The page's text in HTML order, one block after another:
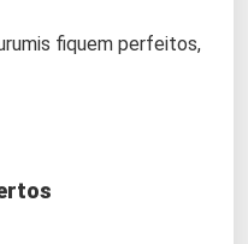
fiquem perfeitos,